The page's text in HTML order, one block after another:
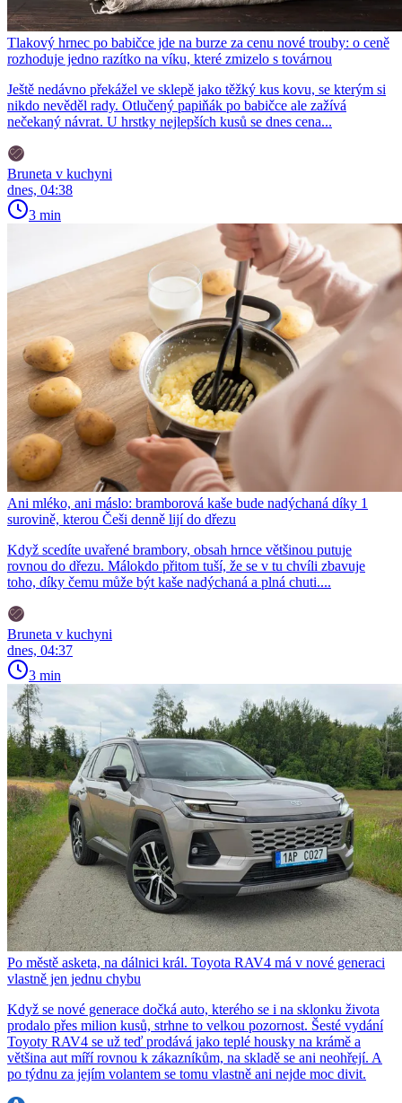
Tlakový hrnec po babičce jde na burze za cenu nové trouby: o ceně
rozhoduje jedno razítko na víku, které zmizelo s továrnou
Ještě nedávno překážel ve sklepě jako těžký kus kovu, se kterým si
nikdo nevěděl rady. Otlučený papiňák po babičce ale zažívá
nečekaný návrat. U hrstky nejlepších kusů se dnes cena...
Bruneta v kuchyni
dnes, 04:38
3 min
Ani mléko, ani máslo: bramborová kaše bude nadýchaná díky 1
surovině, kterou Češi denně lijí do dřezu
Když scedíte uvařené brambory, obsah hrnce většinou putuje
rovnou do dřezu. Málokdo přitom tuší, že se v tu chvíli zbavuje
toho, díky čemu může být kaše nadýchaná a plná chuti....
Bruneta v kuchyni
dnes, 04:37
3 min
Po městě asketa, na dálnici král. Toyota RAV4 má v nové generaci
vlastně jen jednu chybu
Když se nové generace dočká auto, kterého se i na sklonku života
prodalo přes milion kusů, strhne to velkou pozornost. Šesté vydání
Toyoty RAV4 se už teď prodává jako teplé housky na krámě a
většina aut míří rovnou k zákazníkům, na skladě se ani neohřejí. A
po týdnu za jejím volantem se tomu vlastně ani nejde moc divit.